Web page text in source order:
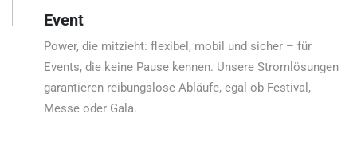
Event
Power, die mitzieht: flexibel, mobil und sicher – für
Events, die keine Pause kennen. Unsere Stromlösungen
garantieren reibungslose Abläufe, egal ob Festival,
Messe oder Gala.